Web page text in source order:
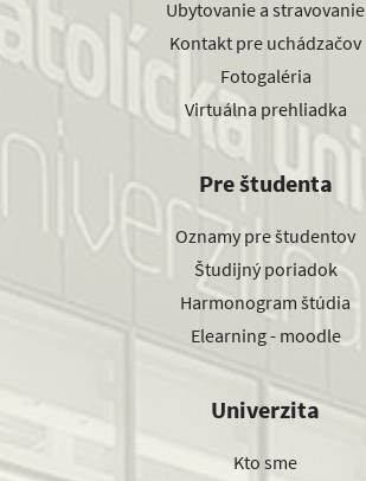
Ubytovanie a stravovanie
Kontakt pre uchádzačov
Fotogaléria
Virtuálna prehliadka
Pre študenta
Oznamy pre študentov
Študijný poriadok
Harmonogram štúdia
Elearning - moodle
Univerzita
Kto sme